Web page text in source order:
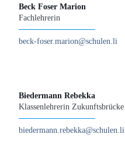
Beck Foser Marion
Fachlehrerin
beck-foser.marion@schulen.li
Biedermann Rebekka
Klassenlehrerin Zukunftsbrücke
biedermann.rebekka@­­schulen.li